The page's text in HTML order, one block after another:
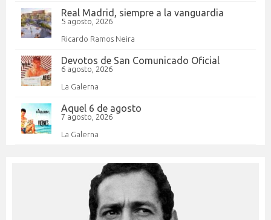
Real Madrid, siempre a la vanguardia
5 agosto, 2026
Ricardo Ramos Neira
Devotos de San Comunicado Oficial
6 agosto, 2026
La Galerna
Aquel 6 de agosto
7 agosto, 2026
La Galerna